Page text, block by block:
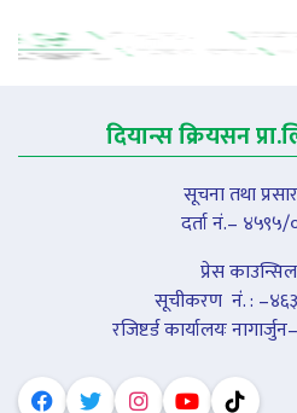
दियान्स क्रियसन
सूचना तथा
दर्ता नं.–
प्रेस
सूचीकरण नंं. :
रजिष्टर्ड कार्यालयः